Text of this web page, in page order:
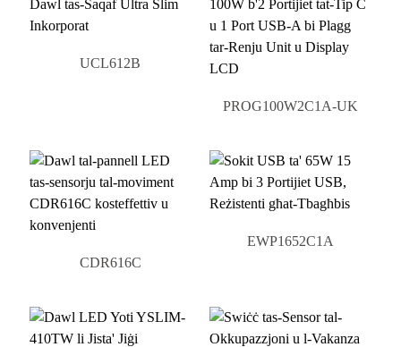
UCL612B
PROG100W2C1A-UK
CDR616C
EWP1652C1A